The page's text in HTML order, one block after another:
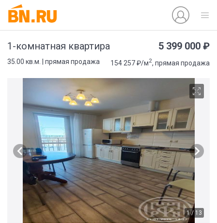
1-комнатная квартира 5 399 000 ₽
35.00 кв.м. | прямая продажа 154 257 ₽/м2, прямая продажа
1 / 13